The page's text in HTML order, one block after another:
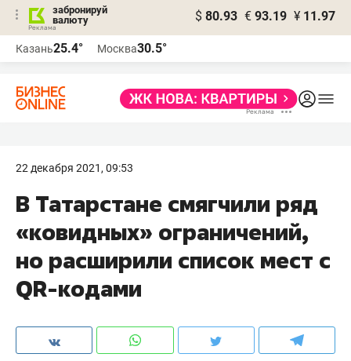
забронируй
валюту
$ 80.93 € 93.19 ¥ 11.97
Казань25.4° Москва30.5°
22 декабря 2021, 09:53
В Татарстане смягчили ряд
«ковидных» ограничений,
но расширили список мест с
QR-кодами